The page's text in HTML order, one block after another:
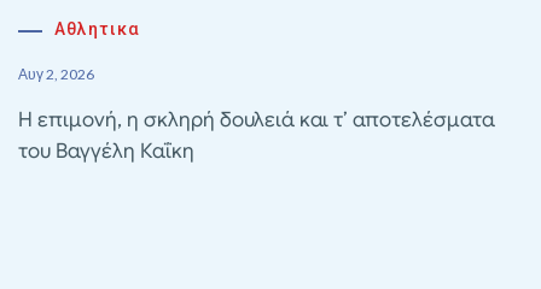
Αθλητικα
Αυγ 2, 2026
Η επιμονή, η σκληρή δουλειά και τ’ αποτελέσματα
του Βαγγέλη Καΐκη